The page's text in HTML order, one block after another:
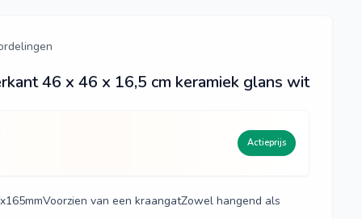
46 x 46 x 16,5 cm keramiek glans wit
Actieprijs
van een kraangatZowel hangend als